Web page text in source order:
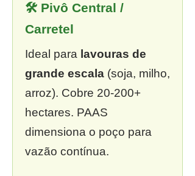
🛠 Pivô Central /
Carretel
Ideal para lavouras de
grande escala (soja, milho,
arroz). Cobre 20-200+
hectares. PAAS
dimensiona o poço para
vazão contínua.